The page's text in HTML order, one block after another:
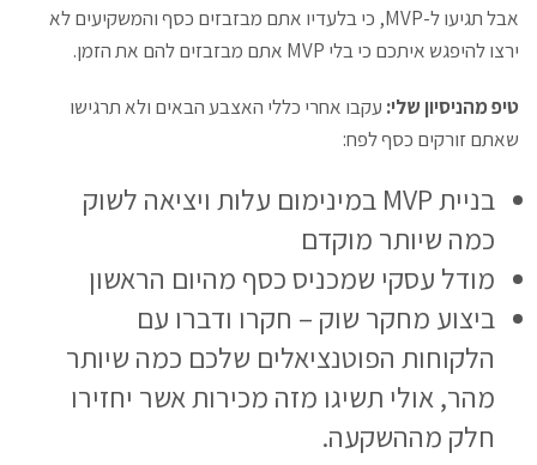
אבל תגיעו ל-MVP, כי בלעדיו אתם מבזבזים כסף והמשקיעים לא
ירצו להיפגש איתכם כי בלי MVP אתם מבזבזים להם את הזמן.
טיפ מהניסיון שלי: עקבו אחרי כללי האצבע הבאים ולא תרגישו
שאתם זורקים כסף לפח:
בניית MVP במינימום עלות ויציאה לשוק
כמה שיותר מוקדם
מודל עסקי שמכניס כסף מהיום הראשון
ביצוע מחקר שוק – חקרו ודברו עם
הלקוחות הפוטנציאלים שלכם כמה שיותר
מהר, אולי תשיגו מזה מכירות אשר יחזירו
חלק מההשקעה.